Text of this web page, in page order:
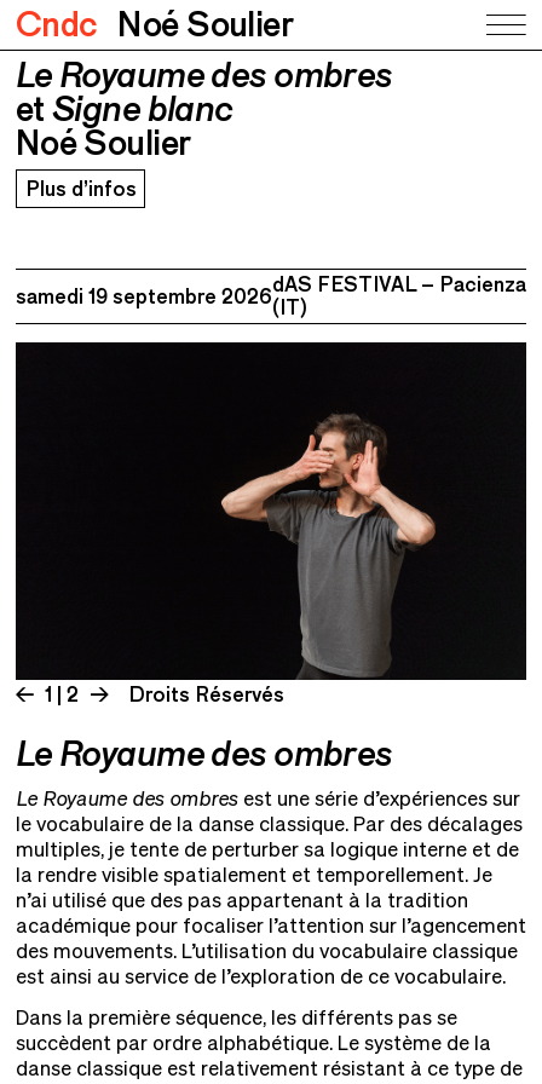
Cndc Noé Soulier
Le Royaume des ombresetSigne
blanc
Noé Soulier
Le Royaume des ombres
etSigne blanc
Noé Soulier
Plus d’infos
samedi 19 septembre 2026dAS FESTIVAL – Pacienza
(IT)
1 | 2 Droits Réservés
Le Royaume des ombres
Le Royaume des ombres est une série d’expériences sur
le vocabulaire de la danse classique. Par des décalages
multiples, je tente de perturber sa logique interne et de
la rendre visible spatialement et temporellement. Je
n’ai utilisé que des pas appartenant à la tradition
académique pour focaliser l’attention sur l’agencement
des mouvements. L’utilisation du vocabulaire classique
est ainsi au service de l’exploration de ce vocabulaire.
Dans la première séquence, les différents pas se
succèdent par ordre alphabétique. Le système de la
danse classique est relativement résistant à ce type de